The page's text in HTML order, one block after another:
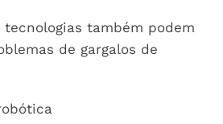
também podem
de gargalos de